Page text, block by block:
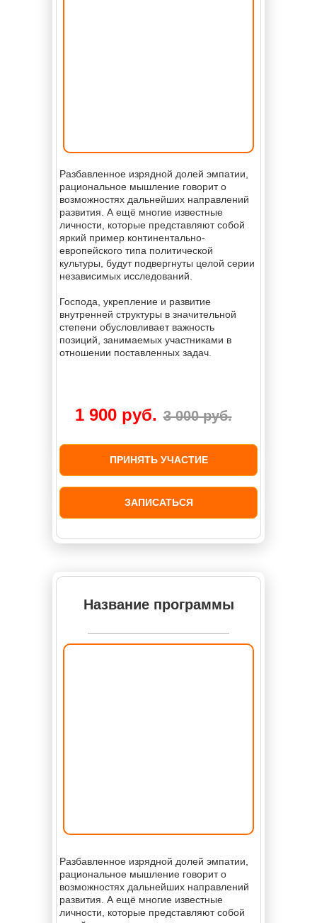
Разбавленное изрядной долей эмпатии,
рациональное мышление говорит о
возможностях дальнейших направлений
развития. А ещё многие известные
личности, которые представляют собой
яркий пример континентально-
европейского типа политической
культуры, будут подвергнуты целой серии
независимых исследований.
Господа, укрепление и развитие
внутренней структуры в значительной
степени обусловливает важность
позиций, занимаемых участниками в
отношении поставленных задач.
ПРИНЯТЬ УЧАСТИЕ
ЗАПИСАТЬСЯ
1 900 руб. 3 000 руб.
Название программы
Разбавленное изрядной долей эмпатии,
рациональное мышление говорит о
возможностях дальнейших направлений
развития. А ещё многие известные
личности, которые представляют собой